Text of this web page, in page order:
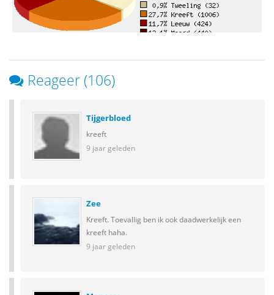
Reageer (106)
Tijgerbloed
kreeft
9 jaar geleden
Zee
Kreeft. Toevallig ben ik ook daadwerkelijk een
kreeft haha.
9 jaar geleden